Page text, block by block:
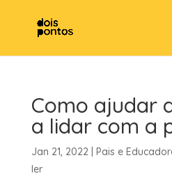
Como ajudar
a lidar com a
Jan 21, 2022| Pais e
ler